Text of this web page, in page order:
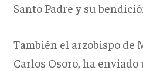
Santo Padre y su
También el arzobispo de
Carlos Osoro, ha